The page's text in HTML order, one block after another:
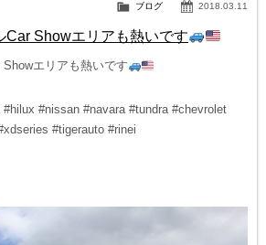
2018.03.11
ブログ
Car Showエリアも熱いです
エリアも熱いです
#nissan #navara #tundra #chevrolet
#tigerauto #rinei